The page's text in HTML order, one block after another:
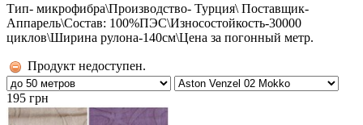
Тип- микрофибра\Производство- Турция\ Поставщик-
Аппарель\Состав: 100%ПЭС\Износостойкость-30000
циклов\Ширина рулона-140см\Цена за погонный метр.
Продукт недоступен.
195 грн